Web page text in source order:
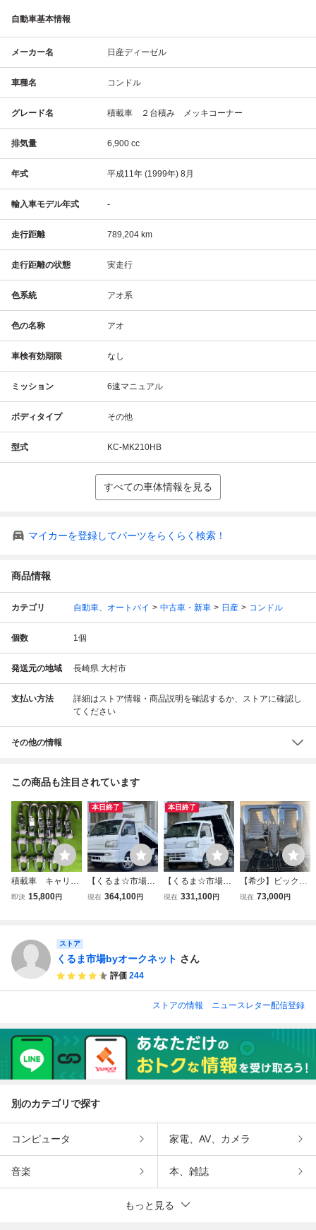
自動車基本情報
メーカー名 日産ディーゼル
車種名 コンドル
グレード名 積載車 ２台積み メッキコーナー
排気量 6,900 cc
年式 平成11年 (1999年) 8月
輸入車モデル年式 -
走行距離 789,204 km
走行距離の状態 実走行
色系統 アオ系
色の名称 アオ
車検有効期限 なし
ミッション 6速マニュアル
ボディタイプ その他
型式 KC-MK210HB
すべての車体情報を見る
マイカーを登録してパーツをらくらく検索！
商品情報
カテゴリ 自動車、オートバイ 中古車・新車 日産 コンドル
個数 1個
発送元の地域 長崎県 大村市
支払い方法
詳細はストア情報・商品説明を確認するか、ストアに確認し
てください
その他の情報
この商品も注目されています
積載車 キャリア
カー セーフティ
U字シャックル
即決 15,800円
本日終了
【くるま☆市場】
★ＰＴＯ式★軽ダ
車積載車ユンボク
レーン
現在 364,100円
本日終了
【くるま☆市場】
期間限定出品★お
コン・パワステ土
現在 331,100円
【希少】ビックサ
ム コンドル メ
現在 73,000円
ストア
くるま市場byオークネット さん
評価 244
ストアの情報 ニュースレター配信登録
別のカテゴリで探す
コンピュータ 家電、AV、カメラ
音楽 本、雑誌
もっと見る